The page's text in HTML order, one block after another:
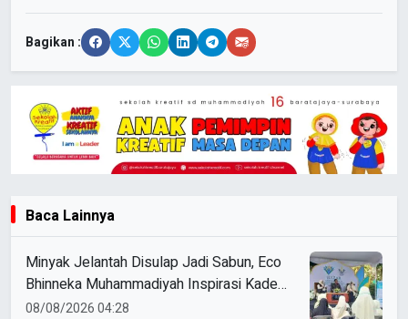
Bagikan :
Baca Lainnya
Minyak Jelantah Disulap Jadi Sabun, Eco
Bhinneka Muhammadiyah Inspirasi Kader
Nasyiatul Aisyiyah
08/08/2026 04:28